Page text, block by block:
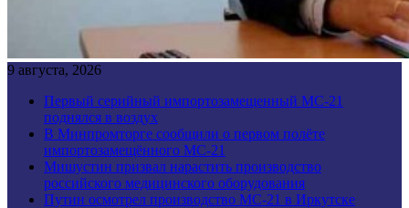
9 августа, 2026
Первый серийный импортозамещенный МС-21
поднялся в воздух
В Минпромторге сообщили о первом полёте
импортозамещённого МС-21
Мишустин призвал нарастить производство
российского медицинского оборудования
Путин осмотрел производство МС-21 в Иркутске